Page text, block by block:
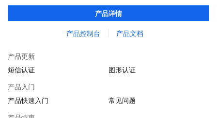
卡号码的一致性，升级短信验证码体验，并提供仅限本机操作的防
产品详情
产品控制台 产品文档
产品更新
短信认证
图形认证
产品入门
产品快速入门
常见问题